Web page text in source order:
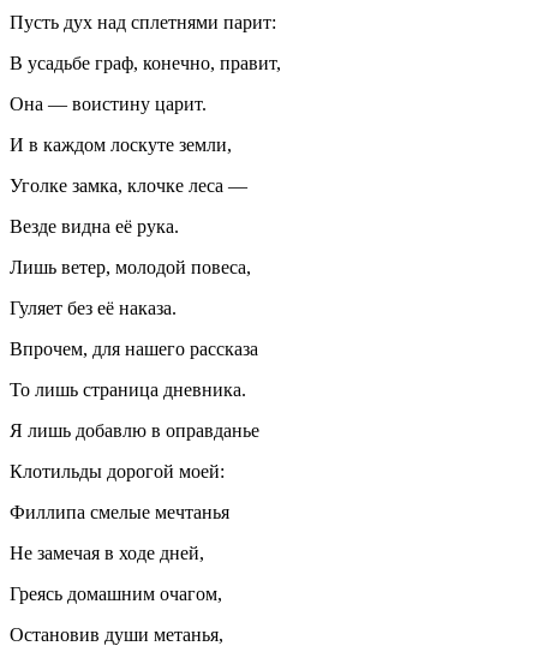
Пусть дух над сплетнями парит:
В усадьбе граф, конечно, правит,
Она — воистину царит.
И в каждом лоскуте земли,
Уголке замка, клочке леса —
Везде видна её рука.
Лишь ветер, молодой повеса,
Гуляет без её наказа.
Впрочем, для нашего рассказа
То лишь страница дневника.
Я лишь добавлю в оправданье
Клотильды дорогой моей:
Филлипа смелые мечтанья
Не замечая в ходе дней,
Греясь домашним очагом,
Остановив души метанья,